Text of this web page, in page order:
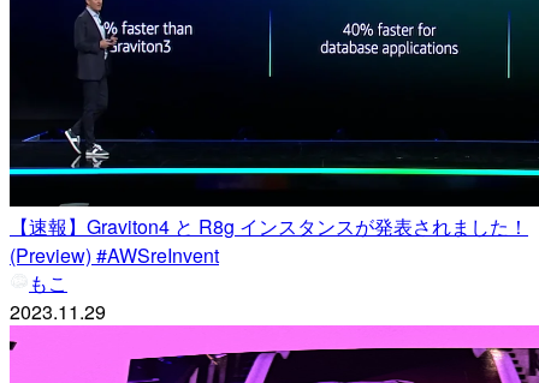
【速報】Graviton4 と R8g インスタンスが発表されました！
(Preview) #AWSreInvent
もこ
2023.11.29